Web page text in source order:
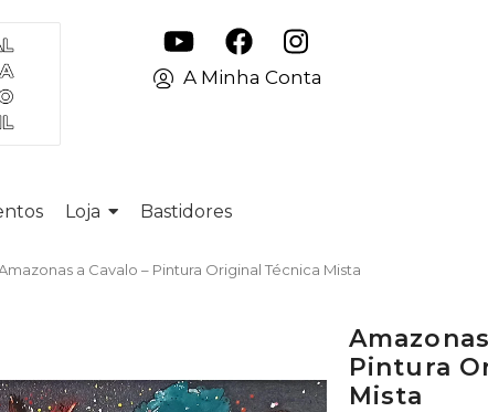
A Minha Conta
Loja Bastidores
a Cavalo – Pintura Original Técnica Mista
Pintura
Mista